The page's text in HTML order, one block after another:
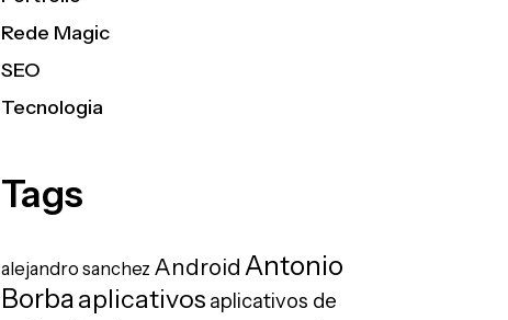
Rede Magic
SEO
Tecnologia
Tags
alejandro sanchez Android Antonio
Borbaaplicativos aplicativos de